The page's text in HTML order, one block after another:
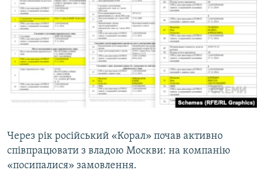
Через рік російський «Корал» почав активно
співпрацювати з владою Москви: на компанію
«посипалися» замовлення.